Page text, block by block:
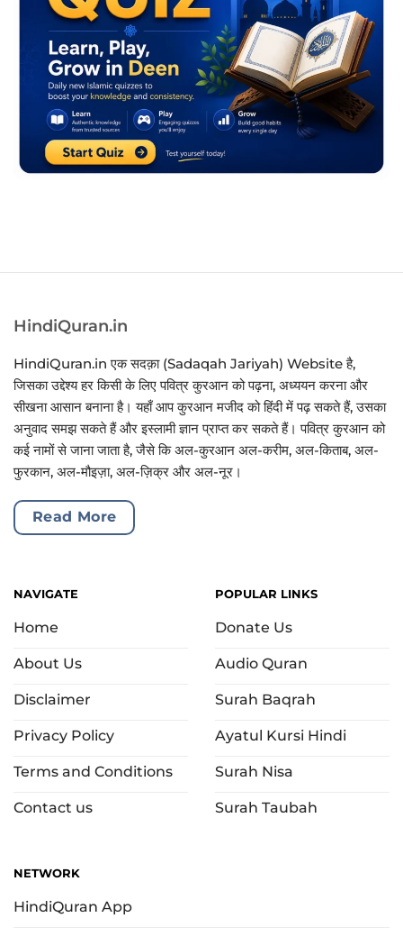
HindiQuran.in
HindiQuran.in एक सदक़ा (Sadaqah Jariyah) Website है,
जिसका उद्देश्य हर किसी के लिए पवित्र कुरआन को पढ़ना, अध्ययन करना और
सीखना आसान बनाना है। यहाँ आप कुरआन मजीद को हिंदी में पढ़ सकते हैं, उसका
अनुवाद समझ सकते हैं और इस्लामी ज्ञान प्राप्त कर सकते हैं। पवित्र कुरआन को
कई नामों से जाना जाता है, जैसे कि अल-कुरआन अल-करीम, अल-किताब, अल-
फुरकान, अल-मौइज़ा, अल-ज़िक्र और अल-नूर।
Read More
NAVIGATE
Home
About Us
Disclaimer
Privacy Policy
Terms and Conditions
Contact us
POPULAR LINKS
Donate Us
Audio Quran
Surah Baqrah
Ayatul Kursi Hindi
Surah Nisa
Surah Taubah
NETWORK
HindiQuran App